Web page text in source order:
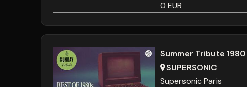
27
Aujourd'hui Effacer
0 EUR
Summer Tribute
SUPERSONIC
Supersonic Paris